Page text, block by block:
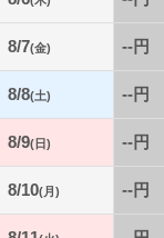
8/7(金) --円
8/8(土) --円
8/9(日) --円
8/10(月) --円